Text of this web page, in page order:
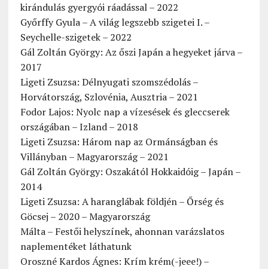
kirándulás gyergyói ráadással – 2022
Győrffy Gyula – A világ legszebb szigetei I. –
Seychelle-szigetek – 2022
Gál Zoltán György: Az őszi Japán a hegyeket járva –
2017
Ligeti Zsuzsa: Délnyugati szomszédolás –
Horvátország, Szlovénia, Ausztria – 2021
Fodor Lajos: Nyolc nap a vízesések és gleccserek
országában – Izland – 2018
Ligeti Zsuzsa: Három nap az Ormánságban és
Villányban – Magyarország – 2021
Gál Zoltán György: Oszakától Hokkaidóig – Japán –
2014
Ligeti Zsuzsa: A haranglábak földjén – Őrség és
Göcsej – 2020 – Magyarország
Málta – Festői helyszínek, ahonnan varázslatos
naplementéket láthatunk
Oroszné Kardos Ágnes: Krím krém(-jeee!) –